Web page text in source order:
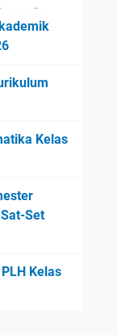
Kelas
Set
Kelas